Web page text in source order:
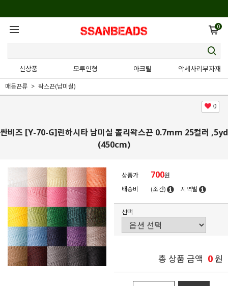
0
신상품 모루인형 아크릴 악세사리부자재
매듭끈류 왁스끈(남미실)
0
싼비즈 [Y-70-G]린하시타 남미실 폴리왁스끈 0.7mm 25컬러 ,5yd
(450cm)
상품가 700원
배송비
(조건) 지역별
선택
총 상품 금액 0원